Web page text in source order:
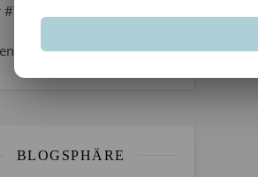
#WIB am 01./02.08.2026 –
BLOGSPHÄRE